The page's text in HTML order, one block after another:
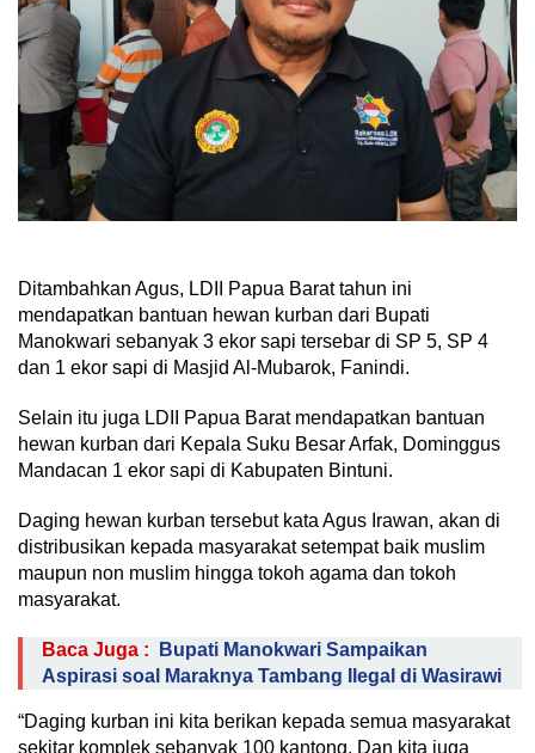
Ditambahkan Agus, LDII Papua Barat tahun ini
mendapatkan bantuan hewan kurban dari Bupati
Manokwari sebanyak 3 ekor sapi tersebar di SP 5, SP 4
dan 1 ekor sapi di Masjid Al-Mubarok, Fanindi.
Selain itu juga LDII Papua Barat mendapatkan bantuan
hewan kurban dari Kepala Suku Besar Arfak, Dominggus
Mandacan 1 ekor sapi di Kabupaten Bintuni.
Daging hewan kurban tersebut kata Agus Irawan, akan di
distribusikan kepada masyarakat setempat baik muslim
maupun non muslim hingga tokoh agama dan tokoh
masyarakat.
Baca Juga :
Bupati Manokwari Sampaikan
Aspirasi soal Maraknya Tambang Ilegal di Wasirawi
“Daging kurban ini kita berikan kepada semua masyarakat
sekitar komplek sebanyak 100 kantong. Dan kita juga